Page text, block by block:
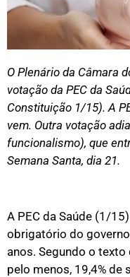
O Plenário da Câmara
votação da PEC da
Constituição 1/15). A
vem. Outra votação
funcionalismo), que
Semana Santa, dia 21.
A PEC da Saúde (1/
obrigatório do
anos. Segundo o texto
pelo menos, 19,4% de